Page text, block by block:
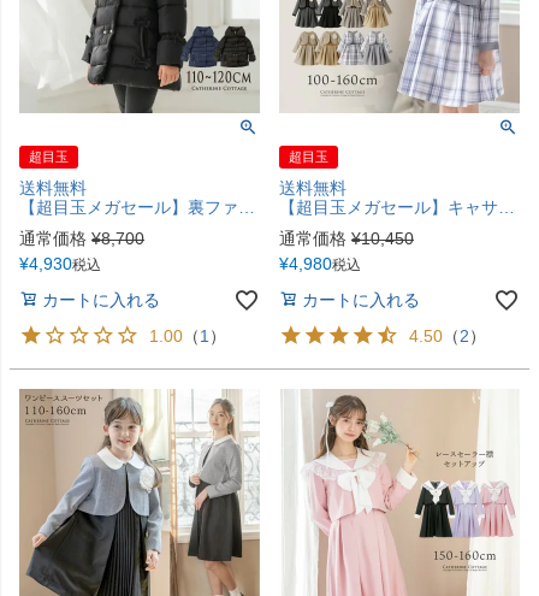
超目玉
送料無料
【超目玉メガセール】裏ファーであったか アウター リボン中綿コートTAK
通常価格 ¥8,700
¥4,930税込
カートに入れる
1.00 （1 ）
超目玉
送料無料
【超目玉メガセール】キャサリンコテージ女の子スーツ キャップスリーブワンピースとボレロのセット コサージュ付きで入学式や卒業式 結婚式に最適 セレモニー 発表会 入園式 卒園式 黒 チェック フォーマル TAK キッズ 小学校 レンタルより安い
通常価格 ¥10,450
¥4,980税込
カートに入れる
4.50 （2）